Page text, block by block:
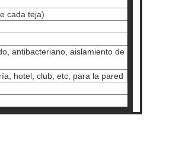
cada teja)
antibacteriano, aislamiento de
hotel, club, etc, para la pared